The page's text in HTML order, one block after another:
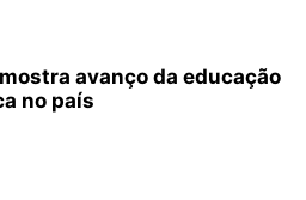
avanço da educação
no país